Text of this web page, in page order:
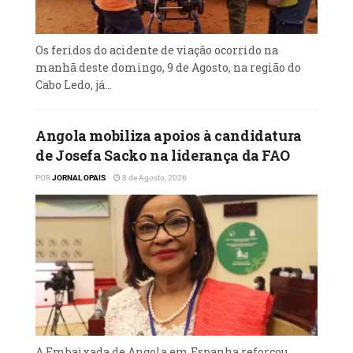
Os feridos do acidente de viação ocorrido na
manhã deste domingo, 9 de Agosto, na região do
Cabo Ledo, já...
Angola mobiliza apoios à candidatura
de Josefa Sacko na liderança da FAO
PORJORNAL OPAIS 8 de Agosto, 2026